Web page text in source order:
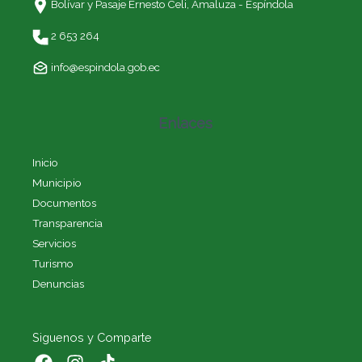
Bolívar y Pasaje Ernesto Celi, Amaluza - Espíndola
2 653 264
info@espindola.gob.ec
Enlaces
Inicio
Municipio
Documentos
Transparencia
Servicios
Turismo
Denuncias
Siguenos y Comparte